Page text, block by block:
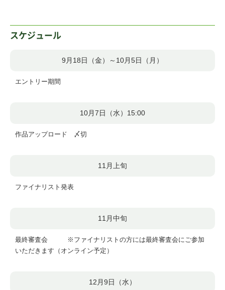
スケジュール
9月18日（金）～10月5日（月）
エントリー期間
10月7日（水）15:00
作品アップロード 〆切
11月上旬
ファイナリスト発表
11月中旬
最終審査会 ※ファイナリストの方には最終審査会にご参加
いただきます（オンライン予定）
12月9日（水）